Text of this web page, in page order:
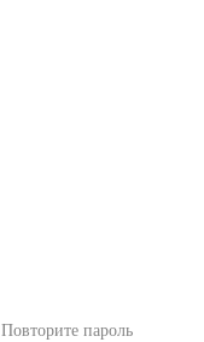
Повторите пароль